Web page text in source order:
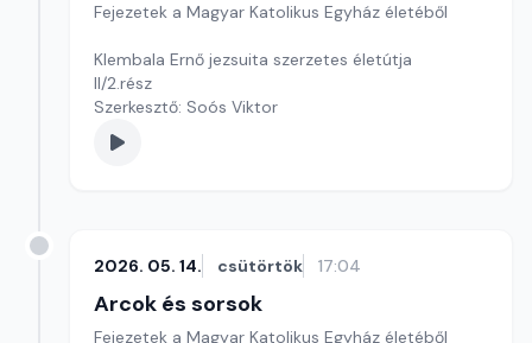
Fejezetek a Magyar Katolikus Egyház életéből
Klembala Ernő jezsuita szerzetes életútja
II/2.rész
Szerkesztő: Soós Viktor
2026. 05. 14. csütörtök 17:04
Arcok és sorsok
Fejezetek a Magyar Katolikus Egyház életéből